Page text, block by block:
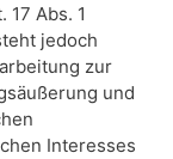
Abs. 1
jedoch
zur
und
Interesses